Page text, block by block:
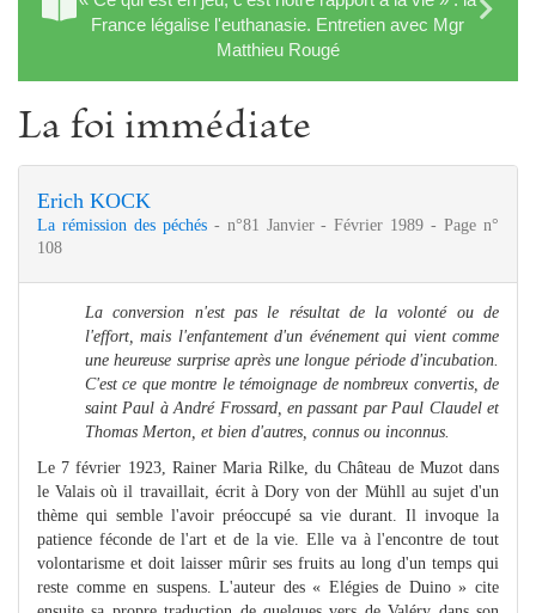
France légalise l'euthanasie. Entretien avec Mgr
Matthieu Rougé
La foi immédiate
Erich KOCK
La rémission des péchés - n°81 Janvier - Février 1989 - Page n°
108
La conversion n'est pas le résultat de la volonté ou de
l'effort, mais l'enfantement d'un événement qui vient comme
une heureuse surprise après une longue période d'incubation.
C'est ce que montre le témoignage de nombreux convertis, de
saint Paul à André Frossard, en passant par Paul Claudel et
Thomas Merton, et bien d'autres, connus ou inconnus.
Le 7 février 1923, Rainer Maria Rilke, du Château de Muzot dans
le Valais où il travaillait, écrit à Dory von der Mühll au sujet d'un
thème qui semble l'avoir préoccupé sa vie durant. Il invoque la
patience féconde de l'art et de la vie. Elle va à l'encontre de tout
volontarisme et doit laisser mûrir ses fruits au long d'un temps qui
reste comme en suspens. L'auteur des « Elégies de Duino » cite